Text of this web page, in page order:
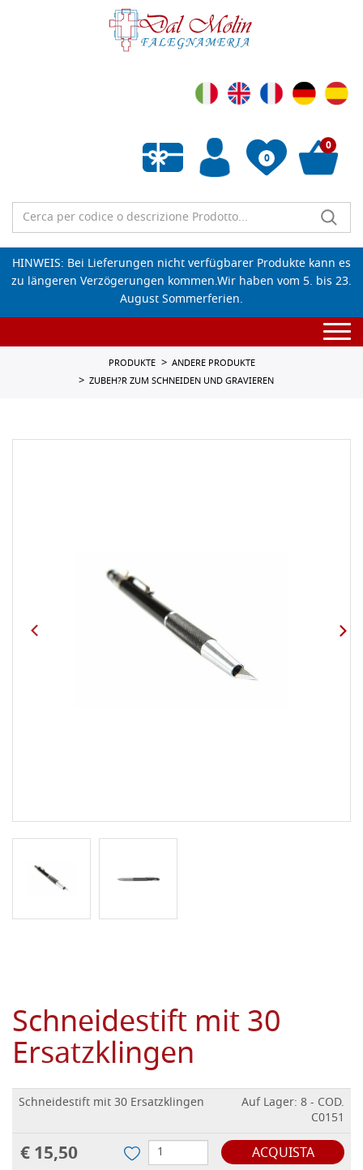
0
Wunschliste leeren
0
HINWEIS: Bei Lieferungen nicht verfügbarer Produkte kann es
zu längeren Verzögerungen kommen.Wir haben vom 5. bis 23.
August Sommerferien.
PRODUKTE
ANDERE PRODUKTE
ZUBEH?R ZUM SCHNEIDEN UND GRAVIEREN
Schneidestift mit 30
Ersatzklingen
Schneidestift mit 30 Ersatzklingen
Auf Lager: 8 - COD.
C0151
€ 15,50 ACQUISTA